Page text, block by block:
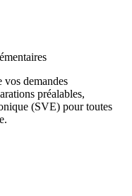
vos demandes
préalables,
(SVE) pour toutes